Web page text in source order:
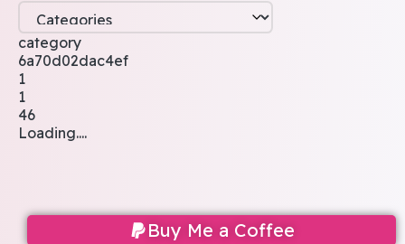
category
6a70d02dac4ef
1
1
46
Loading....
Buy Me a Coffee